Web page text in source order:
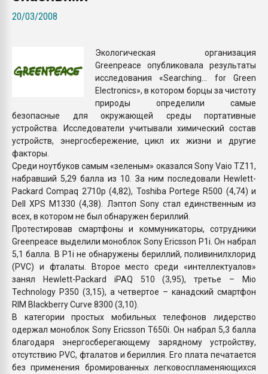
ПЕРЕЙТИ НА
20/03/2008
Экологическая организация
Greenpeace опубликовала результаты
исследования «Searching... for Green
Electronics», в котором борцы за чистоту
природы определили самые
безопасные для окружающей среды портативные
устройства. Исследователи учитывали химический состав
устройств, энергосбережение, цикл их жизни и другие
факторы.
Среди ноутбуков самым «зеленым» оказался Sony Vaio TZ11,
набравший 5,29 балла из 10. За ним последовали Hewlett-
Packard Compaq 2710p (4,82), Toshiba Portege R500 (4,74) и
Dell XPS M1330 (4,38). Лэптоп Sony стал единственным из
всех, в котором не был обнаружен бериллий.
Протестировав смартфоны и коммуникаторы, сотрудники
Greenpeace выделили моноблок Sony Ericsson P1i. Он набрал
5,1 балла. В P1i не обнаружены бериллий, поливинилхлорид
(PVC) и фталаты. Второе место среди «интеллектуалов»
занял Hewlett-Packard iPAQ 510 (3,95), третье – Mio
Technology P350 (3,15), а четвертое – канадский смартфон
RIM Blackberry Curve 8300 (3,10).
В категории простых мобильных телефонов лидерство
одержал моноблок Sony Ericsson T650i. Он набрал 5,3 балла
благодаря энергосберегающему зарядному устройству,
отсутствию PVC, фталатов и бериллия. Его плата печатается
без применения бромированных легковоспламеняющихся